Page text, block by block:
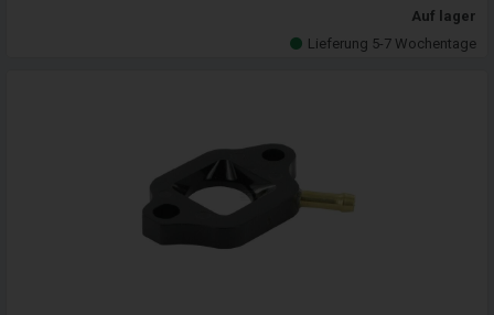
Auf lager
Lieferung 5-7 Wochentage